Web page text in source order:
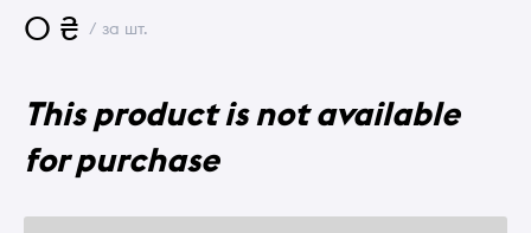
0 ₴ / за шт.
This product is not available
for purchase